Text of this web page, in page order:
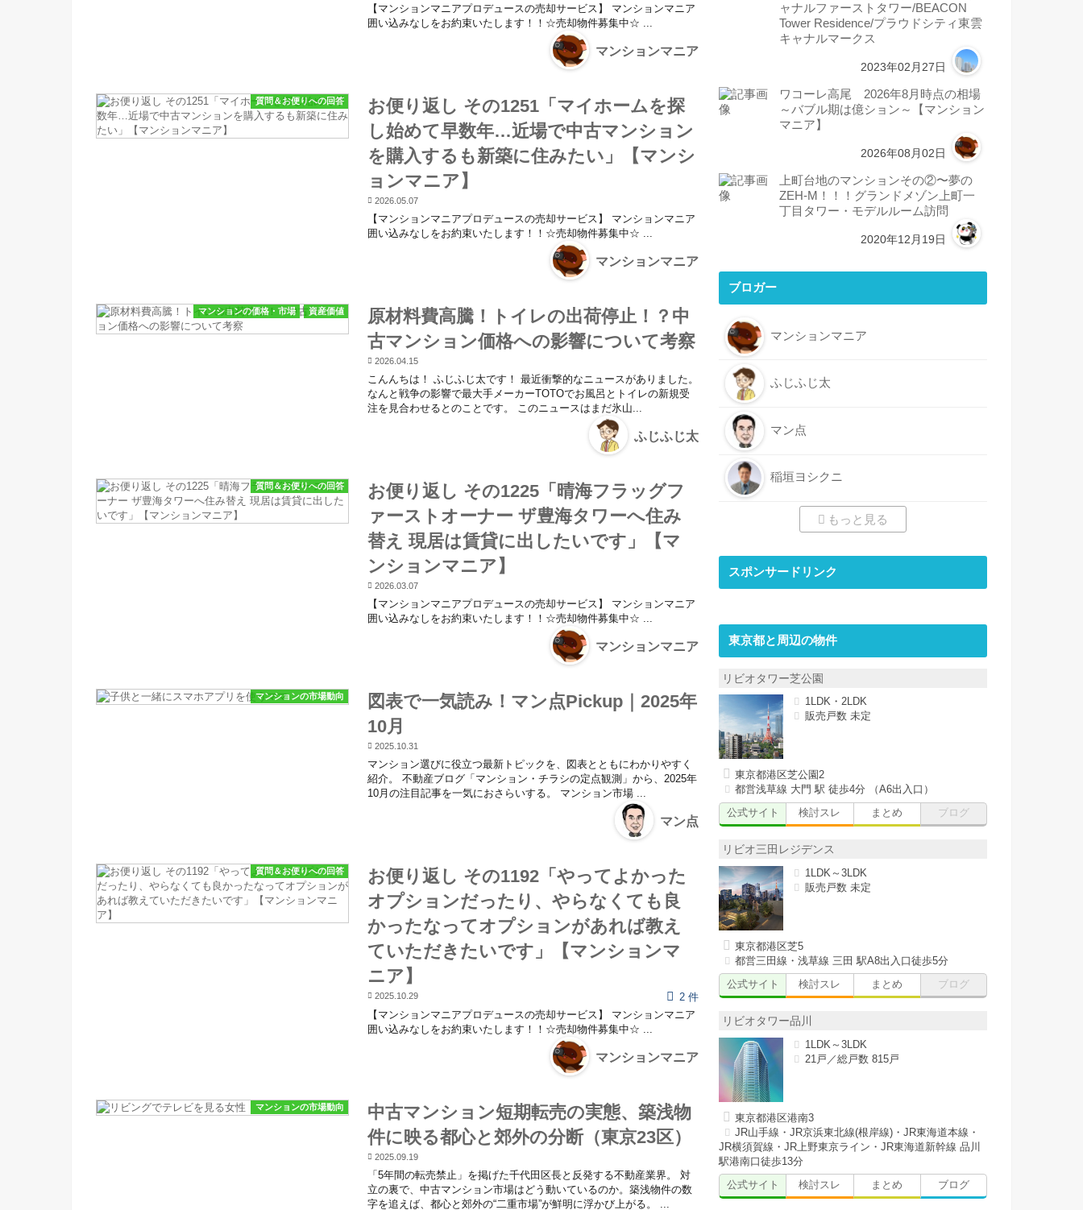
【マンションマニアプロデュースの売却サービス】 マンションマニア
囲い込みなしをお約束いたします！！☆売却物件募集中☆ ...
マンションマニア
質問＆お便りへの回答
お便り返し その1251「マイホームを探
し始めて早数年…近場で中古マンション
を購入するも新築に住みたい」【マンシ
ョンマニア】
2026.05.07
【マンションマニアプロデュースの売却サービス】 マンションマニア
囲い込みなしをお約束いたします！！☆売却物件募集中☆ ...
マンションマニア
マンションの価格・市場 資産価値
原材料費高騰！トイレの出荷停止！？中
古マンション価格への影響について考察
2026.04.15
こんんちは！ ふじふじ太です！ 最近衝撃的なニュースがありました。
なんと戦争の影響で最大手メーカーTOTOでお風呂とトイレの新規受
注を見合わせるとのことです。 このニュースはまだ氷山...
ふじふじ太
質問＆お便りへの回答
お便り返し その1225「晴海フラッグフ
ァーストオーナー ザ豊海タワーへ住み
替え 現居は賃貸に出したいです」【マ
ンションマニア】
2026.03.07
【マンションマニアプロデュースの売却サービス】 マンションマニア
囲い込みなしをお約束いたします！！☆売却物件募集中☆ ...
マンションマニア
マンションの市場動向
図表で一気読み！マン点Pickup｜2025年
10月
2025.10.31
マンション選びに役立つ最新トピックを、図表とともにわかりやすく
紹介。 不動産ブログ「マンション・チラシの定点観測」から、2025年
10月の注目記事を一気におさらいする。 マンション市場 ...
マン点
質問＆お便りへの回答
お便り返し その1192「やってよかった
オプションだったり、やらなくても良
かったなってオプションがあれば教え
ていただきたいです」【マンションマ
ニア】
2025.10.29
2 件
【マンションマニアプロデュースの売却サービス】 マンションマニア
囲い込みなしをお約束いたします！！☆売却物件募集中☆ ...
マンションマニア
マンションの市場動向
中古マンション短期転売の実態、築浅物
件に映る都心と郊外の分断（東京23区）
2025.09.19
「5年間の転売禁止」を掲げた千代田区長と反発する不動産業界。 対
立の裏で、中古マンション市場はどう動いているのか。築浅物件の数
字を追えば、都心と郊外の“二重市場”が鮮明に浮かび上がる。 ...
ャナルファーストタワー/BEACON
Tower Residence/プラウドシティ東雲
キャナルマークス
2023年02月27日
ワコーレ高尾 2026年8月時点の相場
～バブル期は億ション～【マンション
マニア】
2026年08月02日
上町台地のマンションその②〜夢の
ZEH-M！！！グランドメゾン上町一
丁目タワー・モデルルーム訪問
2020年12月19日
ブロガー
マンションマニア
ふじふじ太
マン点
稲垣ヨシクニ
もっと見る
スポンサードリンク
東京都と周辺の物件
リビオタワー芝公園
1LDK・2LDK
販売戸数 未定
東京都港区芝公園2
都営浅草線 大門 駅 徒歩4分 （A6出入口）
公式サイト
検討スレ まとめ ブログ
リビオ三田レジデンス
1LDK～3LDK
販売戸数 未定
東京都港区芝5
都営三田線・浅草線 三田 駅A8出入口徒歩5分
公式サイト
検討スレ まとめ ブログ
リビオタワー品川
1LDK～3LDK
21戸／総戸数 815戸
東京都港区港南3
JR山手線・JR京浜東北線(根岸線)・JR東海道本線・
JR横須賀線・JR上野東京ライン・JR東海道新幹線 品川
駅港南口徒歩13分
公式サイト
検討スレ まとめ ブログ